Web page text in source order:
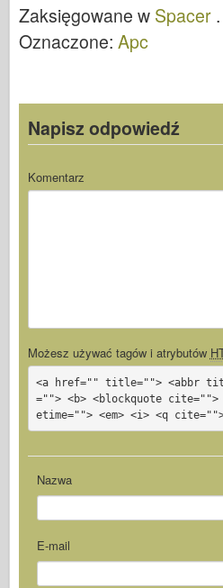
Zaksięgowane w Spacer .
Oznaczone: Apc
Napisz odpowiedź
Komentarz
Możesz używać tagów i atrybutów
<a href="" title=""> <abbr
=""> <b> <blockquote
etime=""> <em> <i> <q
Nazwa
E-mail